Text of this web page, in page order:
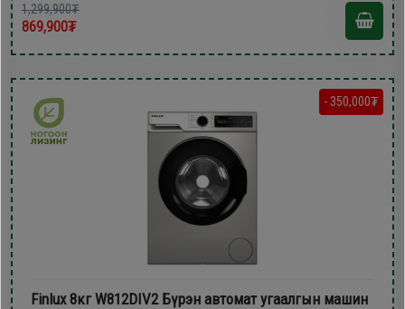
1,299,900₮
869,900₮
- 350,000₮
Finlux 8кг W812DIV2 Бүрэн автомат угаалгын машин